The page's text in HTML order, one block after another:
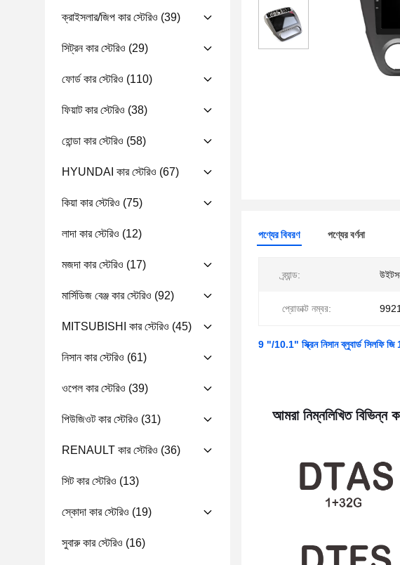
ক্রাইসলার/জিপ কার স্টেরিও (39)
সিট্রন কার স্টেরিও (29)
ফোর্ড কার স্টেরিও (110)
ফিয়াট কার স্টেরিও (38)
হোন্ডা কার স্টেরিও (58)
HYUNDAI কার স্টেরিও (67)
কিয়া কার স্টেরিও (75)
লাদা কার স্টেরিও (12)
মজদা কার স্টেরিও (17)
মার্সিডিজ বেঞ্জ কার স্টেরিও (92)
MITSUBISHI কার স্টেরিও (45)
নিসান কার স্টেরিও (61)
ওপেল কার স্টেরিও (39)
পিউজিওট কার স্টেরিও (31)
RENAULT কার স্টেরিও (36)
সিট কার স্টেরিও (13)
স্কোদা কার স্টেরিও (19)
সুবারু কার স্টেরিও (16)
পণ্যের বিবরণ পণ্যের বর্ণনা
ব্র্যান্ড:
প্রোডাক্ট নম্বর:
9 "/10.1" স্ক্রিন নিসান ব্লুবার্ড সিলফি
আমরা নিম্নলিখিত বিভিন্ন